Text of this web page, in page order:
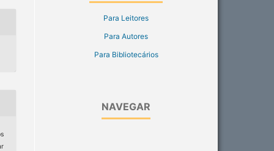
Para Leitores
Para Autores
Para Bibliotecários
NAVEGAR